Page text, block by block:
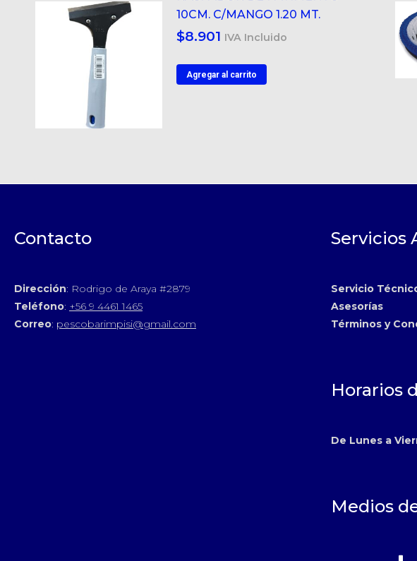
10CM. C/MANGO 1.20 MT.
$8.901 IVA Incluido
Agregar al carrito
Contacto
Dirección: Rodrigo de Araya #2879
Teléfono: +56 9 4461 1465
Correo: pescobarimpisi@gmail.com
Servicios
Servicio
Asesorías
Términos y
Horarios
De Lunes a
Medios